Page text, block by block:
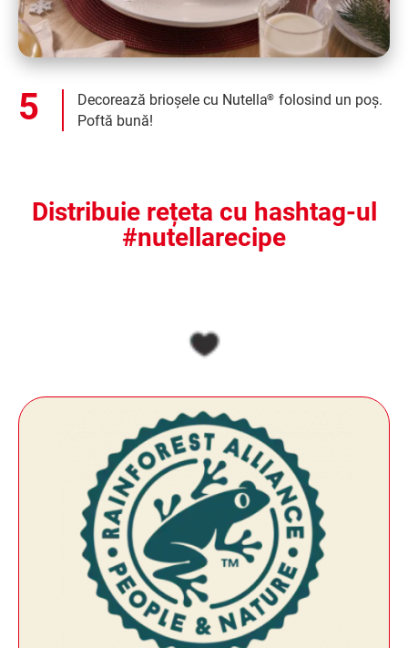
Decorează brioșele cu Nutella® folosind un poș.
Poftă bună!
Distribuie rețeta cu hashtag-ul
#nutellarecipe